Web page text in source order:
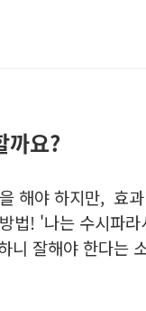
까요?
해야 하지만, 효
법! '나는 수시파
니 잘해야 한다는